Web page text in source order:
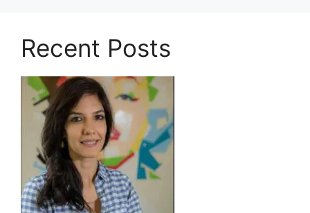
Recent Posts